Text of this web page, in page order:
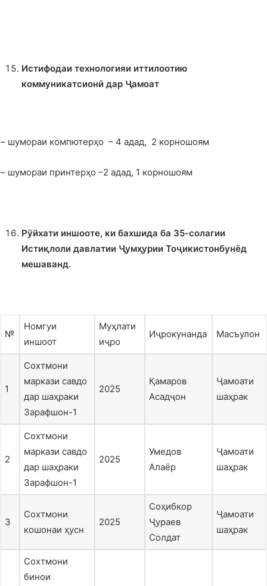
Истифодаи технологияи иттилоотию
коммуникатсионӣ дар Ҷамоат
– шумораи компютерҳо – 4 адад, 2 корношоям
– шумораи принтерҳо –2 адад, 1 корношоям
Рӯйхати иншооте, ки бахшида ба 35-солагии
Истиқлоли давлатии Ҷумҳурии Тоҷикистонбунёд
мешаванд.
№
Номгуи
иншоот
Муҳлати
иҷро
Иҷрокунанда Масъулон
1
Сохтмони
маркази савдо
дар шаҳраки
Зарафшон-1
2025
Қамаров
Асадҷон
Ҷамоати
шаҳрак
2
Сохтмони
маркази савдо
дар шаҳраки
Зарафшон-1
2025
Умедов
Алаёр
Ҷамоати
шаҳрак
3
Сохтмони
кошонаи ҳусн
2025
Соҳибкор
Ҷураев
Солдат
Ҷамоати
шаҳрак
Сохтмони
бинои